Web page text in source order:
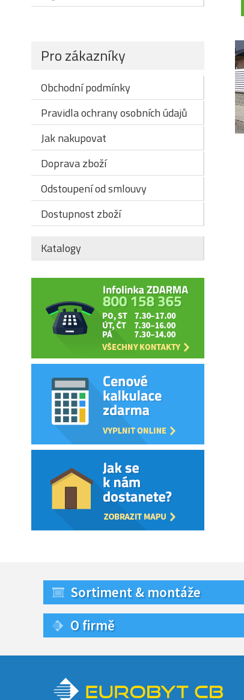
Pro zákazníky
Obchodní podmínky
Pravidla ochrany osobních údajů
Jak nakupovat
Doprava zboží
Odstoupení od smlouvy
Dostupnost zboží
Katalogy
Sortiment & montáže
O firmě